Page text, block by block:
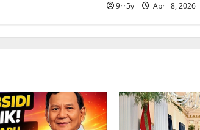
9rr5y April 8, 2026